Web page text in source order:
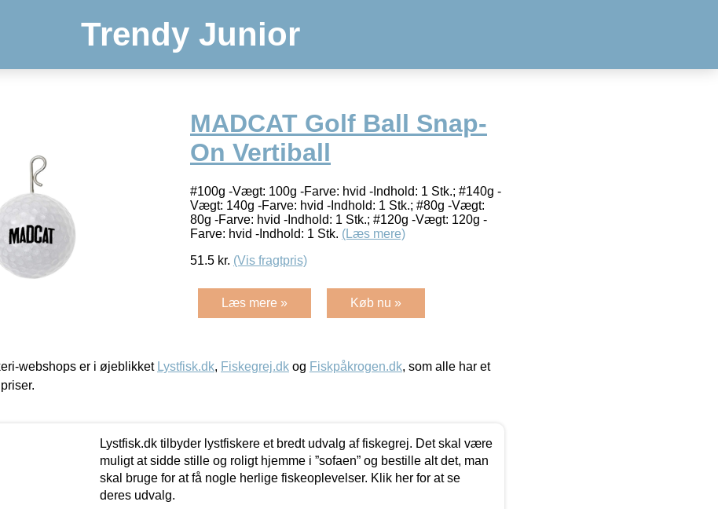
Trendy Junior
MADCAT Golf Ball Snap-
On Vertiball
#100g -Vægt: 100g -Farve: hvid -Indhold: 1 Stk.; #140g -
Vægt: 140g -Farve: hvid -Indhold: 1 Stk.; #80g -Vægt:
80g -Farve: hvid -Indhold: 1 Stk.; #120g -Vægt: 120g -
Farve: hvid -Indhold: 1 Stk. (Læs mere)
51.5 kr. (Vis fragtpris)
Læs mere » Køb nu »
webshops er i øjeblikket Lystfisk.dk, Fiskegrej.dk og Fiskpåkrogen.dk, som alle har et
Lystfisk.dk tilbyder lystfiskere et bredt udvalg af fiskegrej. Det skal være
muligt at sidde stille og roligt hjemme i ”sofaen” og bestille alt det, man
skal bruge for at få nogle herlige fiskeoplevelser. Klik her for at se
deres udvalg.